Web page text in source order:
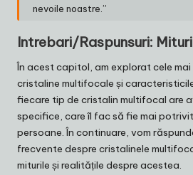
nevoile noastre.”
Intrebari/Raspunsuri:
În acest capitol, am explorat cele mai
cristaline multifocale și
fiecare tip de cristalin multifocal are
specifice, care îl fac să fie mai
persoane. În continuare, vom
frecvente despre cristalinele
miturile și realitățile despre acestea.